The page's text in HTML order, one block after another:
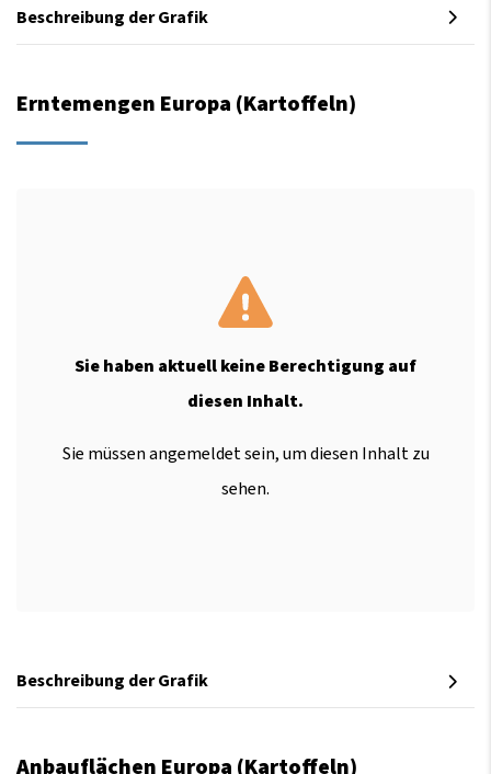
Beschreibung der Grafik
Erntemengen Europa (Kartoffeln)
Sie haben aktuell keine Berechtigung auf
diesen Inhalt.
Sie müssen angemeldet sein, um diesen Inhalt zu
sehen.
Beschreibung der Grafik
Anbauflächen Europa (Kartoffeln)